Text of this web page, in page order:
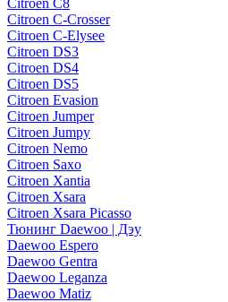
Citroen C8
Citroen C-Crosser
Citroen C-Elysee
Citroen DS3
Citroen DS4
Citroen DS5
Citroen Evasion
Citroen Jumper
Citroen Jumpy
Citroen Nemo
Citroen Saxo
Citroen Xantia
Citroen Xsara
Citroen Xsara Picasso
Тюнинг Daewoo | Дэу
Daewoo Espero
Daewoo Gentra
Daewoo Leganza
Daewoo Matiz